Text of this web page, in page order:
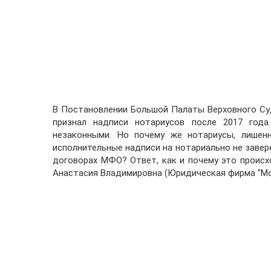
В Постановлении Большой Палаты Верховного
признал надписи нотариусов после 2017
незаконными. Но почему же нотариусы,
исполнительные надписи на нотариально не
договорах МФО? Ответ, как и почему это
Анастасия Владимировна (Юридическая фирма